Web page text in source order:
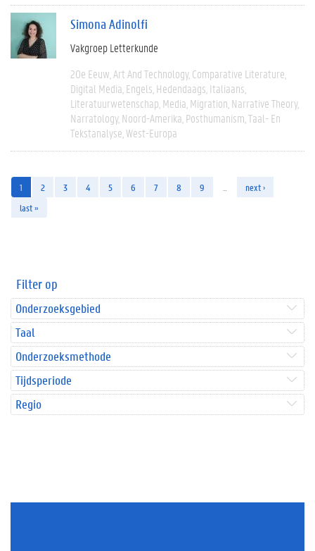
Simona Adinolfi
Vakgroep Letterkunde
20e Eeuw Art And Technology Comparative Literature
Digital Media Engels Hedendaags Italiaans
Literatuurwetenschap Media Migration Narrative Theory
Narratology Noord-Amerika Posthumanism Taal- En
Tekstanalyse West-Europa
1 2 3 4 5 6 7 8 9
next ›
last »
Filter op
Onderzoeksgebied
Taal
Onderzoeksmethode
Tijdsperiode
Regio